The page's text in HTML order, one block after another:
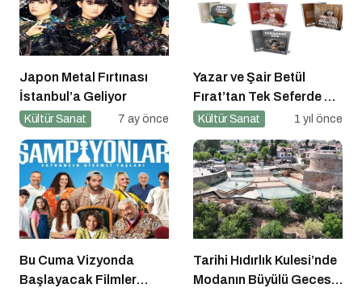
Japon Metal Fırtınası
İstanbul’a Geliyor
Kültür Sanat 7 ay önce
Yazar ve Şair Betül
Fırat’tan Tek Seferde 7
Kitap Müjdesi
Kültür Sanat 1 yıl önce
Bu Cuma Vizyonda
Başlayacak Filmler
Tarihi Hıdırlık Kulesi’nde
Modanın Büyülü Gecesi: